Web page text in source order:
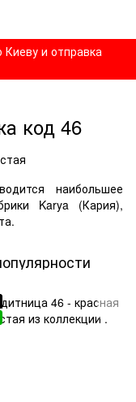
и отправка
код 46
наибольшее
Karya (Кария),